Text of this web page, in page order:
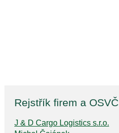
Rejstřík firem a OSVČ
J & D Cargo Logistics s.r.o.